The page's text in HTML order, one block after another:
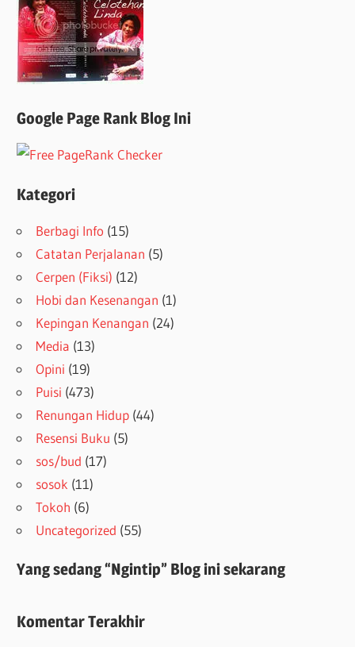
Google Page Rank Blog Ini
Kategori
Berbagi Info (15)
Catatan Perjalanan (5)
Cerpen (Fiksi) (12)
Hobi dan Kesenangan (1)
Kepingan Kenangan (24)
Media (13)
Opini (19)
Puisi (473)
Renungan Hidup (44)
Resensi Buku (5)
sos/bud (17)
sosok (11)
Tokoh (6)
Uncategorized (55)
Yang sedang “Ngintip” Blog ini sekarang
Komentar Terakhir